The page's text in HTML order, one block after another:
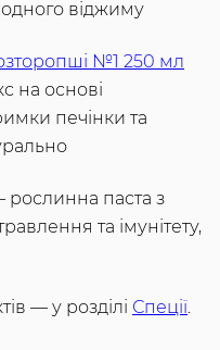
віджиму
№1 250 мл
на основі
печінки та
паста з
та імунітету,
— у розділі Спеції.